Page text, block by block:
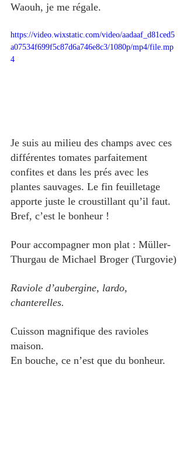
Waouh, je me régale.
https://video.wixstatic.com/video/aadaaf_d81ced5
a07534f699f5c87d6a746e8c3/1080p/mp4/file.mp
4
Je suis au milieu des champs avec ces
différentes tomates parfaitement
confites et dans les prés avec les
plantes sauvages. Le fin feuilletage
apporte juste le croustillant qu’il faut.
Bref, c’est le bonheur !
Pour accompagner mon plat : Müller-
Thurgau de Michael Broger (Turgovie)
Raviole d’aubergine, lardo,
chanterelles.
Cuisson magnifique des ravioles
maison.
En bouche, ce n’est que du bonheur.